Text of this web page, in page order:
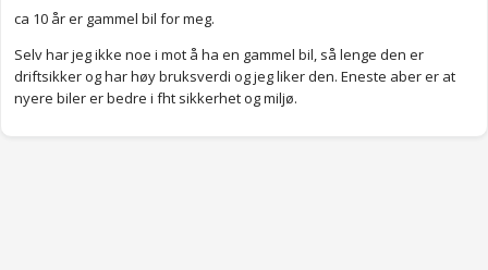
ca 10 år er gammel bil for meg.
Selv har jeg ikke noe i mot å ha en gammel bil, så lenge den er
driftsikker og har høy bruksverdi og jeg liker den. Eneste aber er at
nyere biler er bedre i fht sikkerhet og miljø.